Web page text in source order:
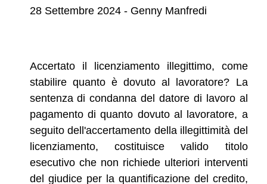
28 Settembre 2024 - Genny Manfredi
Accertato il licenziamento illegittimo, come
stabilire quanto è dovuto al lavoratore? La
sentenza di condanna del datore di lavoro al
pagamento di quanto dovuto al lavoratore, a
seguito dell'accertamento della illegittimità del
licenziamento, costituisce valido titolo
esecutivo che non richiede ulteriori interventi
del giudice per la quantificazione del credito,